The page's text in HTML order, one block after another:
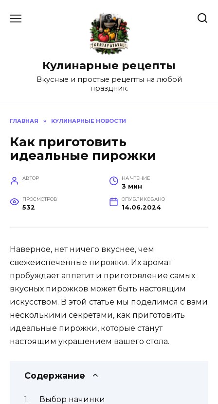
Кулинарные рецепты
Вкусные и простые рецепты на любой
праздник.
ГЛАВНАЯ » КУЛИНАРНЫЕ НОВОСТИ
Как приготовить
идеальные пирожки
АВТОР НА ЧТЕНИЕ
3 мин
ПРОСМОТРОВ
532
ОПУБЛИКОВАНО
14.06.2024
Наверное, нет ничего вкуснее, чем
свежеиспеченные пирожки. Их аромат
пробуждает аппетит и приготовление самых
вкусных пирожков может быть настоящим
искусством. В этой статье мы поделимся с вами
несколькими секретами, как приготовить
идеальные пирожки, которые станут
настоящим украшением вашего стола.
Содержание
Выбор начинки